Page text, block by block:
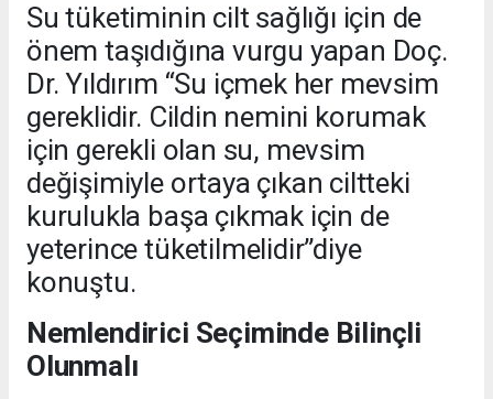
Su tüketiminin cilt sağlığı için de
önem taşıdığına vurgu yapan Doç.
Dr. Yıldırım “Su içmek her mevsim
gereklidir. Cildin nemini korumak
için gerekli olan su, mevsim
değişimiyle ortaya çıkan ciltteki
kurulukla başa çıkmak için de
yeterince tüketilmelidir”diye
konuştu.
Nemlendirici Seçiminde Bilinçli
Olunmalı